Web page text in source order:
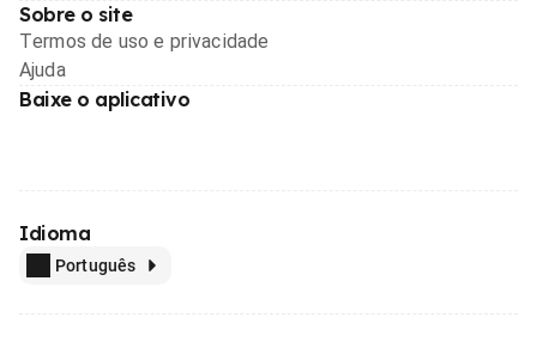
Sobre o site
Termos de uso e privacidade
Ajuda
Baixe o aplicativo
Idioma
Português